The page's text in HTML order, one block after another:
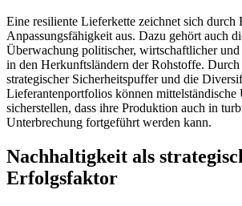
Eine resiliente Lieferkette zeichnet sich durch
Anpassungsfähigkeit aus. Dazu gehört auch
Überwachung politischer, wirtschaftlicher
in den Herkunftsländern der Rohstoffe.
strategischer Sicherheitspuffer und die
Lieferantenportfolios können mittelständische
sicherstellen, dass ihre Produktion auch in
Unterbrechung fortgeführt werden kann.
Nachhaltigkeit als
Erfolgsfaktor